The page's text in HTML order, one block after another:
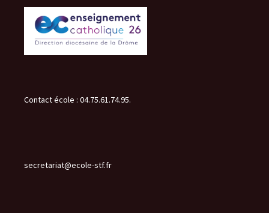
articles
Contact école : 04.75.61.74.95.
secretariat@ecole-stf.fr